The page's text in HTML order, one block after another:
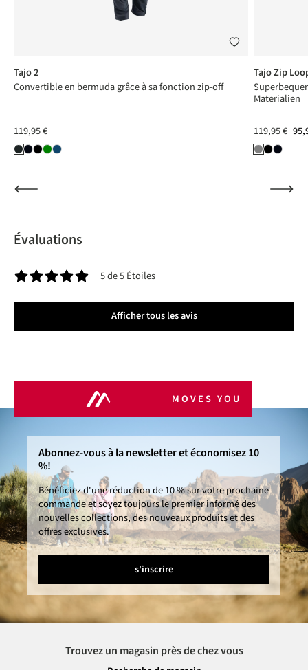
Tajo 2
Convertible en bermuda grâce à sa fonction zip-off
119,95 €
Tajo Zip
Materialien
119,95 €
Évaluations
5 de 5 Étoiles
Afficher tous les avis
MOVES YOU
Abonnez-vous à la newsletter et économisez 10
%!
Bénéficiez d'une réduction de 10 % sur votre prochaine
commande et soyez toujours le premier informé des
nouvelles collections, des nouveaux produits et des
offres exclusives.
s'inscrire
Trouvez un magasin près de chez vous